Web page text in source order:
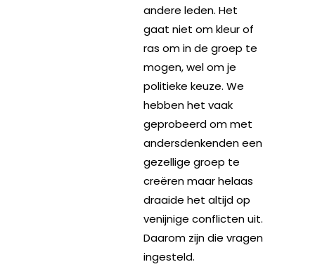
andere leden. Het
gaat niet om kleur of
ras om in de groep te
mogen, wel om je
politieke keuze. We
hebben het vaak
geprobeerd om met
andersdenkenden een
gezellige groep te
creëren maar helaas
draaide het altijd op
venijnige conflicten uit.
Daarom zijn die vragen
ingesteld.